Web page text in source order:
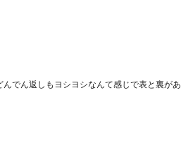
でん返しもヨシヨシなんて感じで表と裏が